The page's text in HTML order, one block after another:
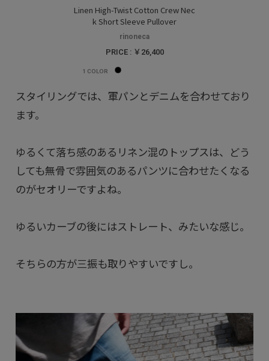
Linen High-Twist Cotton Crew Nec
k Short Sleeve Pullover
rinoneca
PRICE : ￥26,400
1 COLOR
スタイリングでは、軍パンとデニムを合わせており
ます。
ゆるくて落ち感のあるリネン混のトップスは、どう
しても無骨で雰囲気のあるパンツに合わせたくなる
のがセオリーですよね。
ゆるいカーブの後にはストレート、みたいな感じ。
そちらの方が三振も取りやすいですし。